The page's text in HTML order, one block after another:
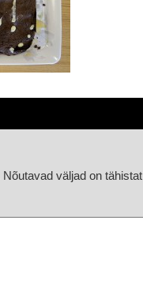
Nõutavad väljad on